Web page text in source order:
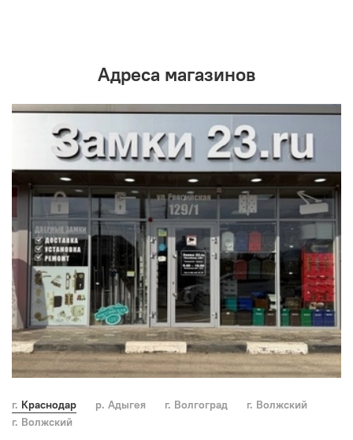
Адреса магазинов
г. Краснодар р. Адыгея г. Волгоград
г. Волжский
г. Волжский